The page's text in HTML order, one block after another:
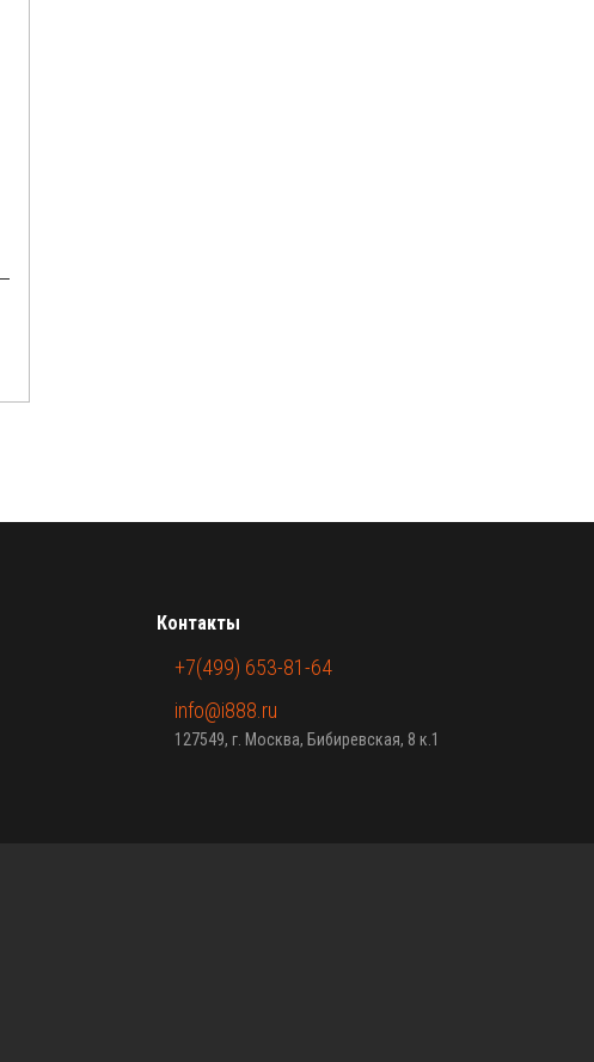
Контакты
+7(499) 653-81-64
info@i888.ru
127549, г. Москва, Бибиревская, 8 к.1